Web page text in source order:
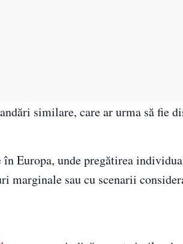
similare, care ar urma să fie
Europa, unde pregătirea
marginale sau cu scenarii